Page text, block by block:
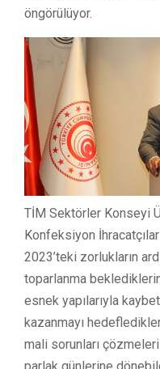
öngörülüyor.
TİM Sektörler Konseyi
Konfeksiyon
2023’teki zorlukların
toparlanma
esnek yapılarıyla
kazanmayı
mali sorunları